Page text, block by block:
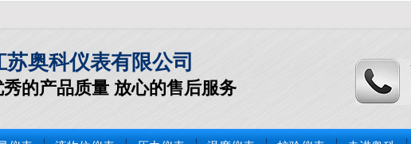
苏奥科仪表有限公司
秀的产品质量 放心的售后服务